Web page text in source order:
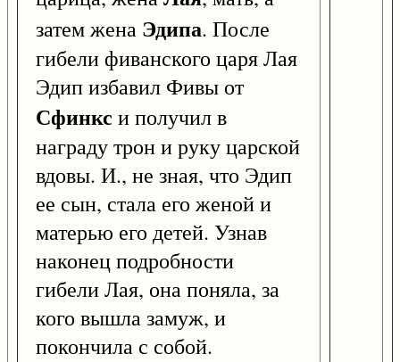
затем жена Эдипа. После
гибели фиванского царя Лая
Эдип избавил Фивы от
Сфинкс и получил в
награду трон и руку царской
вдовы. И., не зная, что Эдип
ее сын, стала его женой и
матерью его детей. Узнав
наконец подробности
гибели Лая, она поняла, за
кого вышла замуж, и
покончила с собой.